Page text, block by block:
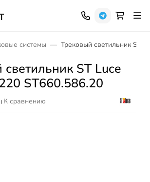
системы Трековый светильник ST
ST Luce
ST660.586.20
К сравнению